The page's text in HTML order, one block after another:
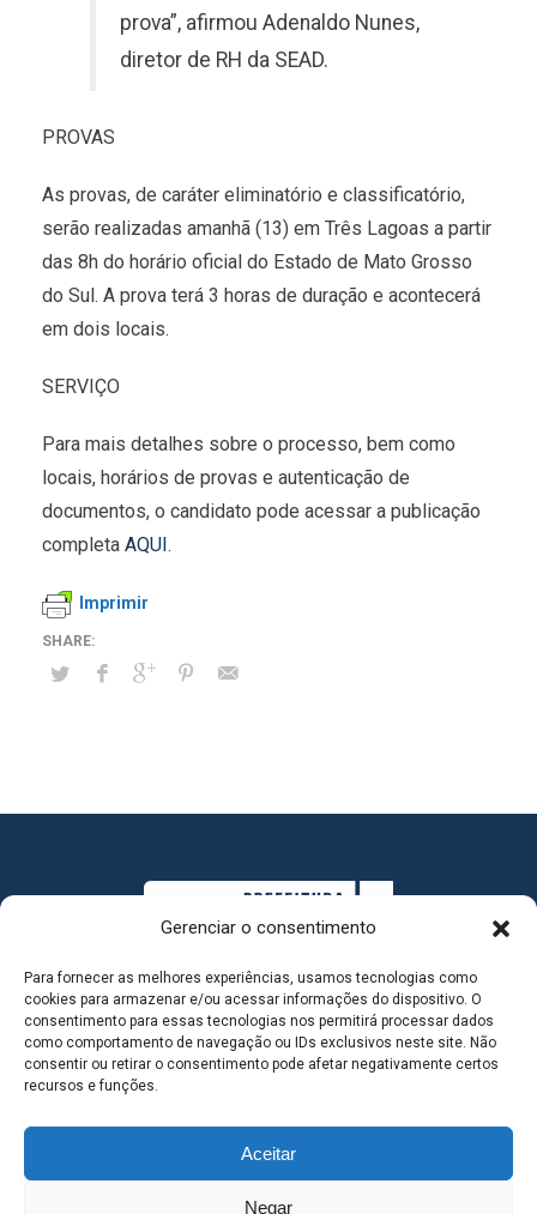
Gerenciar o consentimento
Para fornecer as melhores experiências, usamos tecnologias como
cookies para armazenar e/ou acessar informações do dispositivo. O
consentimento para essas tecnologias nos permitirá processar dados
como comportamento de navegação ou IDs exclusivos neste site. Não
consentir ou retirar o consentimento pode afetar negativamente certos
recursos e funções.
Aceitar
Negar
prova”, afirmou Adenaldo Nunes,
diretor de RH da SEAD.
PROVAS
As provas, de caráter eliminatório e classificatório,
serão realizadas amanhã (13) em Três Lagoas a partir
das 8h do horário oficial do Estado de Mato Grosso
do Sul. A prova terá 3 horas de duração e acontecerá
em dois locais.
SERVIÇO
Para mais detalhes sobre o processo, bem como
locais, horários de provas e autenticação de
documentos, o candidato pode acessar a publicação
completa AQUI .
Imprimir
MAPA DO SITE
SEDE DO ADMINISTRATIVO MUNICIPAL - Avenida